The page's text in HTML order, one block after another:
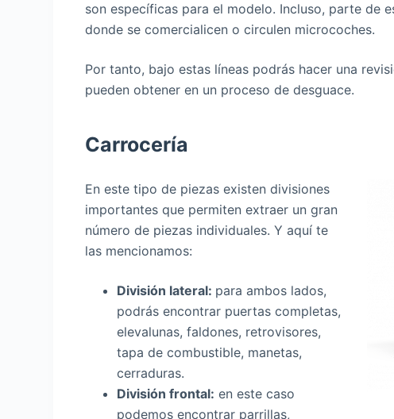
son específicas para el modelo. Incluso, parte de
donde se comercialicen o circulen microcoches.
Por tanto, bajo estas líneas podrás hacer una
pueden obtener en un proceso de desguace.
Carrocería
En este tipo de piezas existen divisiones
importantes que permiten extraer un gran
número de piezas individuales. Y aquí te
las mencionamos:
División lateral: para ambos lados,
podrás encontrar puertas completas,
elevalunas, faldones, retrovisores,
tapa de combustible, manetas,
cerraduras.
División frontal: en este caso
podemos encontrar parrillas,